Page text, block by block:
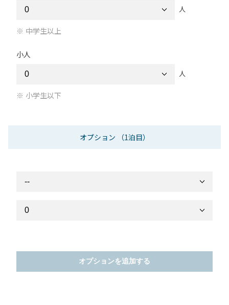
人
中学生以上
小人
人
小学生以下
オプション （1泊目）
オプションを追加する